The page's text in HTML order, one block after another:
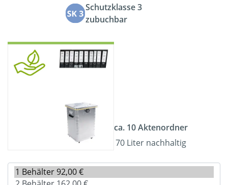
Schutzklasse 3
zubuchbar
ca. 10 Aktenordner
70 Liter nachhaltig